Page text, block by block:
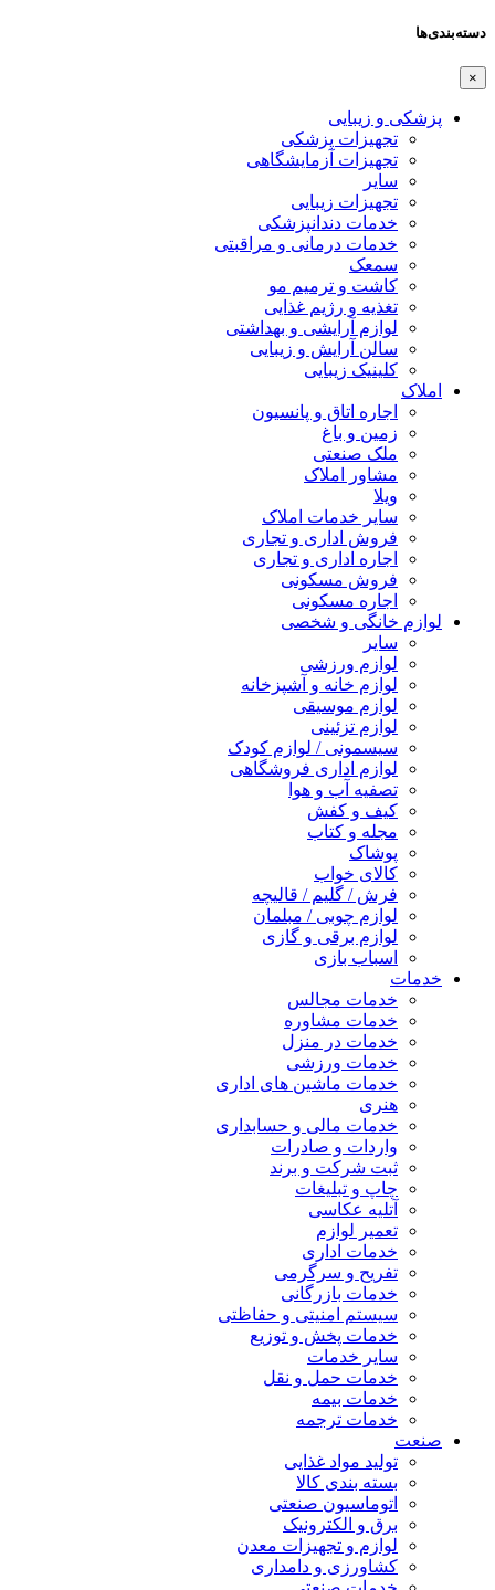
دسته‌بندی‌ها
×
پزشکی و زیبایی
تجهیزات پزشکی
تجهیزات آزمایشگاهی
سایر
تجهیزات زیبایی
خدمات دندانپزشکی
خدمات درمانی و مراقبتی
سمعک
کاشت و ترمیم مو
تغذیه و رژیم غذایی
لوازم آرایشی و بهداشتی
سالن آرایش و زیبایی
کلینیک زیبایی
املاک
اجاره اتاق و پانسیون
زمین و باغ
ملک صنعتی
مشاور املاک
ویلا
سایر خدمات املاک
فروش اداری و تجاری
اجاره اداری و تجاری
فروش مسکونی
اجاره مسکونی
لوازم خانگی و شخصی
سایر
لوازم ورزشی
لوازم خانه و آشپزخانه
لوازم موسیقی
لوازم تزئینی
سیسمونی / لوازم کودک
لوازم اداری فروشگاهی
تصفیه آب و هوا
کیف و کفش
مجله و کتاب
پوشاک
کالای خواب
فرش / گلیم / قالیچه
لوازم چوبی / مبلمان
لوازم برقی و گازی
اسباب بازی
خدمات
خدمات مجالس
خدمات مشاوره
خدمات در منزل
خدمات ورزشی
خدمات ماشین های اداری
هنری
خدمات مالی و حسابداری
واردات و صادرات
ثبت شرکت و برند
چاپ و تبلیغات
آتلیه عکاسی
تعمیر لوازم
خدمات اداری
تفریح و سرگرمی
خدمات بازرگانی
سیستم امنیتی و حفاظتی
خدمات پخش و توزیع
سایر خدمات
خدمات حمل و نقل
خدمات بیمه
خدمات ترجمه
صنعت
تولید مواد غذایی
بسته بندی کالا
اتوماسیون صنعتی
برق و الکترونیک
لوازم و تجهیزات معدن
کشاورزی و دامداری